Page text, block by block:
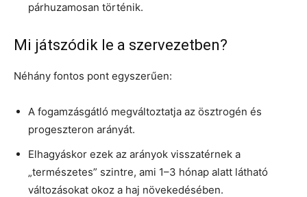
párhuzamosan történik.
Mi játszódik le a szervezetben?
Néhány fontos pont egyszerűen:
A fogamzásgátló megváltoztatja az ösztrogén és
progeszteron arányát.
Elhagyáskor ezek az arányok visszatérnek a
„természetes” szintre, ami 1–3 hónap alatt látható
változásokat okoz a haj növekedésében.